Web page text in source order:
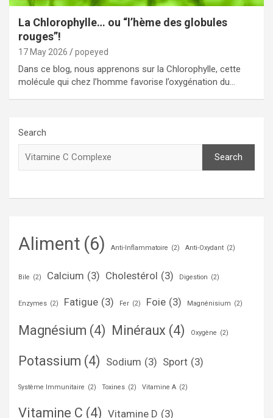
La Chlorophylle… ou “l’hème des globules
rouges”!
17 May 2026 popeyed
Dans ce blog, nous apprenons sur la Chlorophylle, cette
molécule qui chez l’homme favorise l’oxygénation du…
Search
Search
Aliment (6) Anti-Inflammatoire (2) Anti-Oxydant (2)
Bile (2) Calcium (3) Cholestérol (3) Digestion (2)
Enzymes (2) Fatigue (3) Fer (2) Foie (3) Magnénisium (2)
Magnésium (4) Minéraux (4) Oxygène (2)
Potassium (4) Sodium (3) Sport (3)
Système Immunitaire (2) Toxines (2) Vitamine A (2)
Vitamine C (4) Vitamine D (3)